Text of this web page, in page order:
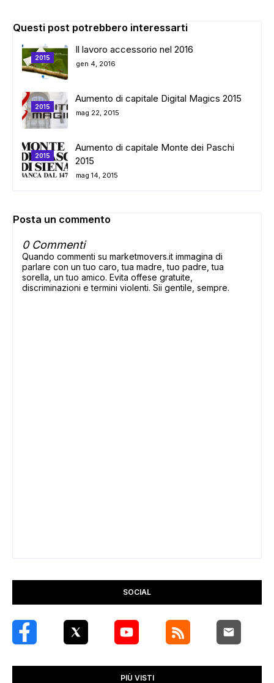
Questi post potrebbero interessarti
2015
Il lavoro accessorio nel 2016
gen 4, 2016
2015
Aumento di capitale Digital Magics 2015
mag 22, 2015
2015
Aumento di capitale Monte dei Paschi
2015
mag 14, 2015
Posta un commento
0 Commenti
Quando commenti su marketmovers.it immagina di
parlare con un tuo caro, tua madre, tuo padre, tua
sorella, un tuo amico. Evita offese gratuite,
discriminazioni e termini violenti. Sii gentile, sempre.
SOCIAL
PIÙ VISTI